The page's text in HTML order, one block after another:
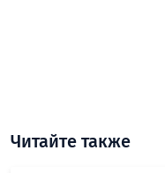
Читайте также